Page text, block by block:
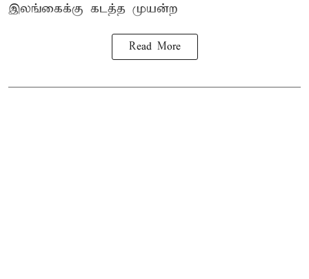
இலங்கைக்கு கடத்த முயன்ற
Read More